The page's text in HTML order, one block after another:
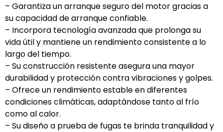
– Garantiza un arranque seguro del motor gracias a
su capacidad de arranque confiable.
– Incorpora tecnología avanzada que prolonga su
vida útil y mantiene un rendimiento consistente a lo
largo del tiempo.
– Su construcción resistente asegura una mayor
durabilidad y protección contra vibraciones y golpes.
– Ofrece un rendimiento estable en diferentes
condiciones climáticas, adaptándose tanto al frío
como al calor.
– Su diseño a prueba de fugas te brinda tranquilidad y